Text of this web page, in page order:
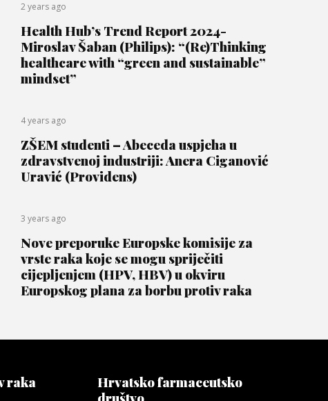
2 years ago
Health Hub’s Trend Report 2024-
Miroslav Šaban (Philips): “(Re)Thinking
healthcare with “green and sustainable”
mindset”
4 years ago
ZŠEM studenti – Abeceda uspjeha u
zdravstvenoj industriji: Anera Ciganović
Uravić (Providens)
3 years ago
Nove preporuke Europske komisije za
vrste raka koje se mogu spriječiti
cijepljenjem (HPV, HBV) u okviru
Europskog plana za borbu protiv raka
raka
Hrvatsko farmaceutsko